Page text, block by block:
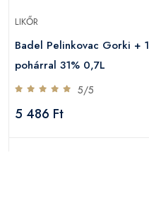
LIKŐR
Badel Pelinkovac Gorki + 1
pohárral 31% 0,7L
5/5
5 486 Ft